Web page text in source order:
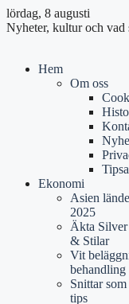
lördag, 8 augusti
Nyheter, kultur och vad
Hem
Om oss
Ekonomi
Asien
2025
Äkta
& Stilar
Vit
behandling
Snittar
tips